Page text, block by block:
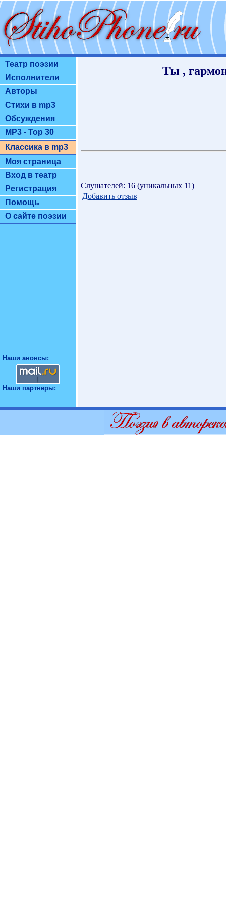
Театр поэзии
Исполнители
Авторы
Стихи в mp3
Обсуждения
MP3 - Top 30
Классика в mp3
Моя страница
Вход в театр
Регистрация
Помощь
О сайте поэзии
Наши анонсы:
Наши партнеры:
Ты ,
Слушателей: 16 (уникальных 11)
Добавить отзыв